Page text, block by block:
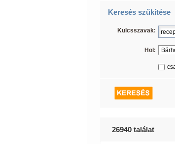
Keresés szűkítése
Kulcsszavak:
Hol:
26940 találat